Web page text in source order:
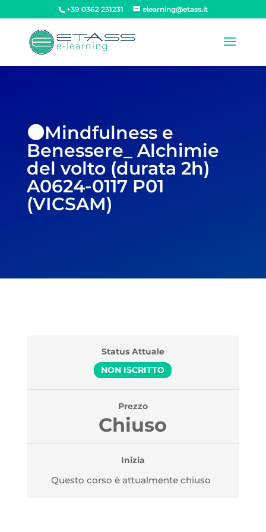
+39 0362 231231 elearning@etass.it
🟠Mindfulness e
Benessere_ Alchimie
del volto (durata 2h)
A0624-0117 P01
(VICSAM)
Status Attuale
NON ISCRITTO
Prezzo
Chiuso
Inizia
Questo corso è attualmente chiuso